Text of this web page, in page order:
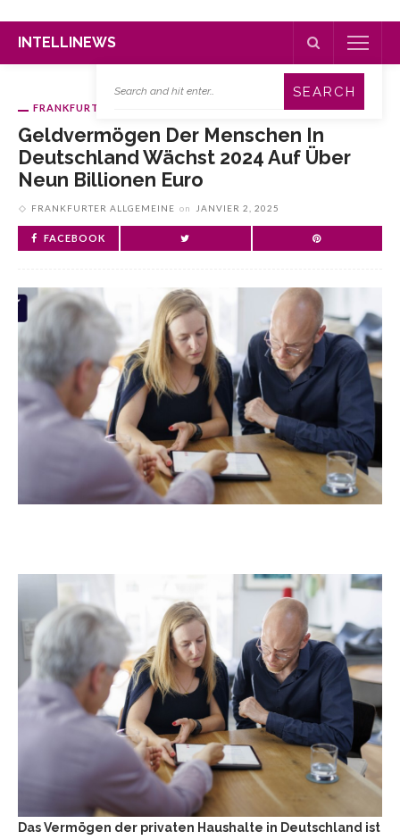
INTELLINEWS
FRANKFURTER ALLGEMEINE
Geldvermögen Der Menschen In
Deutschland Wächst 2024 Auf Über
Neun Billionen Euro
FRANKFURTER ALLGEMEINE on JANVIER 2, 2025
FACEBOOK
Das Vermögen der privaten Haushalte in Deutschland ist